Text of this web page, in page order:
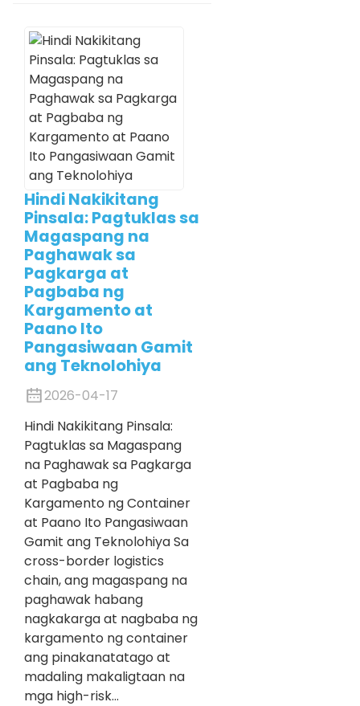
Hindi Nakikitang
Pinsala: Pagtuklas sa
Magaspang na
Paghawak sa
Pagkarga at
Pagbaba ng
Kargamento at
Paano Ito
Pangasiwaan Gamit
ang Teknolohiya
2026-04-17
Hindi Nakikitang Pinsala:
Pagtuklas sa Magaspang
na Paghawak sa Pagkarga
at Pagbaba ng
Kargamento ng Container
at Paano Ito Pangasiwaan
Gamit ang Teknolohiya Sa
cross-border logistics
chain, ang magaspang na
paghawak habang
nagkakarga at nagbaba ng
kargamento ng container
ang pinakanatatago at
madaling makaligtaan na
mga high-risk...